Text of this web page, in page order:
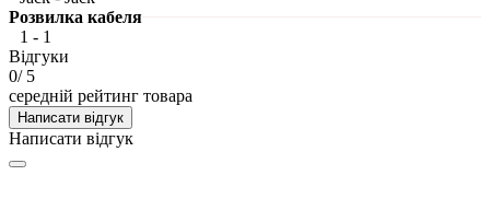
Розвилка кабеля
1 - 1
Відгуки
0/ 5
середній рейтинг товара
Написати відгук
Написати відгук